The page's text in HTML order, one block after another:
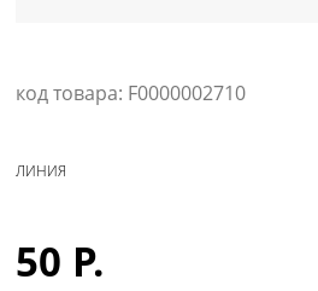
код товара: F0000002710
ЛИНИЯ
50 Р.